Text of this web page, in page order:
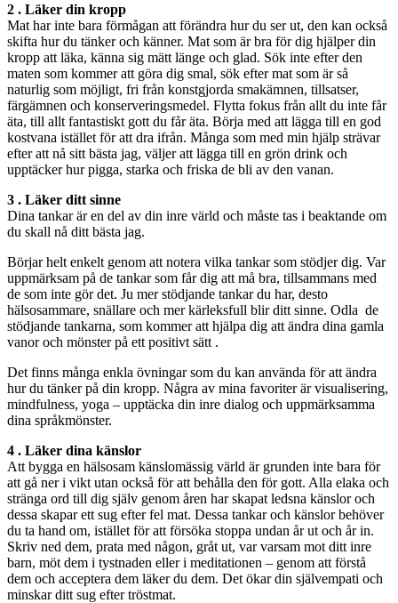
2 . Läker din kropp
Mat har inte bara förmågan att förändra hur du ser ut, den kan också
skifta hur du tänker och känner. Mat som är bra för dig hjälper din
kropp att läka, känna sig mätt länge och glad. Sök inte efter den
maten som kommer att göra dig smal, sök efter mat som är så
naturlig som möjligt, fri från konstgjorda smakämnen, tillsatser,
färgämnen och konserveringsmedel. Flytta fokus från allt du inte får
äta, till allt fantastiskt gott du får äta. Börja med att lägga till en god
kostvana istället för att dra ifrån. Många som med min hjälp strävar
efter att nå sitt bästa jag, väljer att lägga till en grön drink och
upptäcker hur pigga, starka och friska de bli av den vanan.
3 . Läker ditt sinne
Dina tankar är en del av din inre värld och måste tas i beaktande om
du skall nå ditt bästa jag.
Börjar helt enkelt genom att notera vilka tankar som stödjer dig. Var
uppmärksam på de tankar som får dig att må bra, tillsammans med
de som inte gör det. Ju mer stödjande tankar du har, desto
hälsosammare, snällare och mer kärleksfull blir ditt sinne. Odla de
stödjande tankarna, som kommer att hjälpa dig att ändra dina gamla
vanor och mönster på ett positivt sätt .
Det finns många enkla övningar som du kan använda för att ändra
hur du tänker på din kropp. Några av mina favoriter är visualisering,
mindfulness, yoga – upptäcka din inre dialog och uppmärksamma
dina språkmönster.
4 . Läker dina känslor
Att bygga en hälsosam känslomässig värld är grunden inte bara för
att gå ner i vikt utan också för att behålla den för gott. Alla elaka och
stränga ord till dig själv genom åren har skapat ledsna känslor och
dessa skapar ett sug efter fel mat. Dessa tankar och känslor behöver
du ta hand om, istället för att försöka stoppa undan år ut och år in.
Skriv ned dem, prata med någon, gråt ut, var varsam mot ditt inre
barn, möt dem i tystnaden eller i meditationen – genom att förstå
dem och acceptera dem läker du dem. Det ökar din självempati och
minskar ditt sug efter tröstmat.